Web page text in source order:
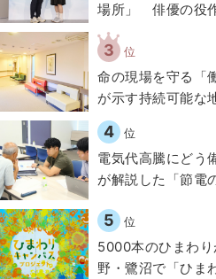
場所」 俳優の役
3 位
命の現場を守る「
が示す持続可能な
4 位
電気代高騰にどう
が解説した「節電
5 位
5000本のひまわ
野・鷺沼で「ひま